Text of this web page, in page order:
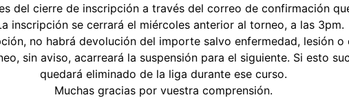
del cierre de inscripción a través del correo de confirmación
inscripción se cerrará el miércoles anterior al torneo, a las 3pm.
no habrá devolución del importe salvo enfermedad, lesión o
sin aviso, acarreará la suspensión para el siguiente. Si esto
quedará eliminado de la liga durante ese curso.
Muchas gracias por vuestra comprensión.